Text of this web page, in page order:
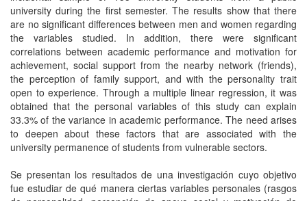
university during the first semester. The results show that there
are no significant differences between men and women regarding
the variables studied. In addition, there were significant
correlations between academic performance and motivation for
achievement, social support from the nearby network (friends),
the perception of family support, and with the personality trait
open to experience. Through a multiple linear regression, it was
obtained that the personal variables of this study can explain
33.3% of the variance in academic performance. The need arises
to deepen about these factors that are associated with the
university permanence of students from vulnerable sectors.
Se presentan los resultados de una investigación cuyo objetivo
fue estudiar de qué manera ciertas variables personales (rasgos